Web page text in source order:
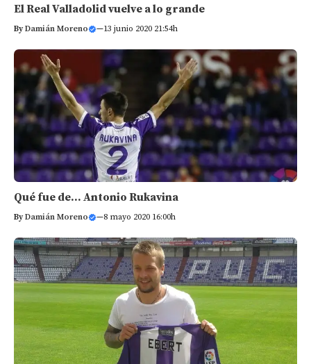
El Real Valladolid vuelve a lo grande
ByDamián Moreno —13 junio 2020 21:54h
Qué fue de… Antonio Rukavina
ByDamián Moreno —8 mayo 2020 16:00h